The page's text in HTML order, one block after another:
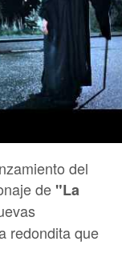
del
de "La
redondita que